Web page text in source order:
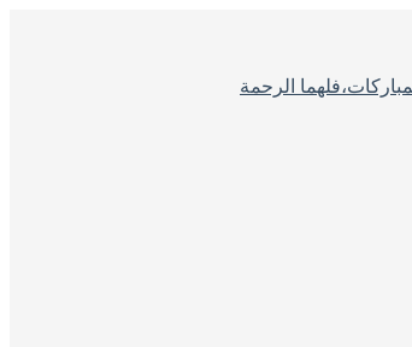
الرحمة